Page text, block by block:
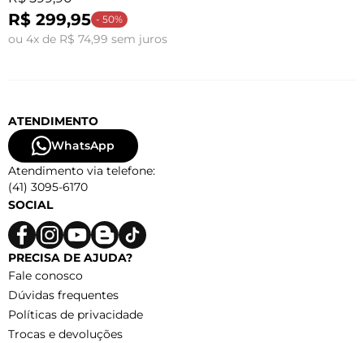
R$ 299,95 - 50%
ou 4x de R$ 74,99 sem juros
ATENDIMENTO
WhatsApp
Atendimento via telefone:
(41) 3095-6170
SOCIAL
PRECISA DE AJUDA?
Fale conosco
Dúvidas frequentes
Políticas de privacidade
Trocas e devoluções